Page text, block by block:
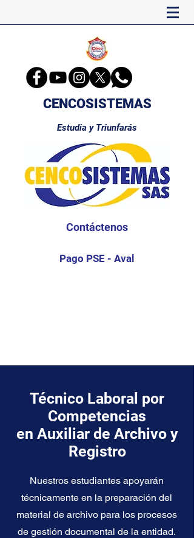
CENCOSISTEMAS
Estudia y Triunfarás
Contáctenos
Pago PSE - Aval
Técnico Laboral por
Competencias
en Auxiliar de Archivo y
Registro
Nuestros estudiantes apoyarán
técnicamente en la preparación del
material de archivo para los procesos
de gestión documental de la entidad.